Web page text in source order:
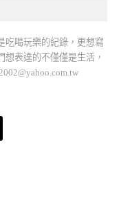
吃喝玩樂的紀錄，更想寫
表達的不僅僅是生活，